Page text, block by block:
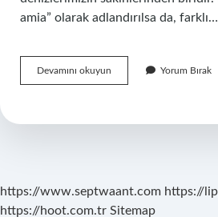
amia” olarak adlandırılsa da, farklı…
Devamını okuyun
Balığı
Yorum Bırak
https://www.septwaant.com https://
https://hoot.com.tr Sitemap